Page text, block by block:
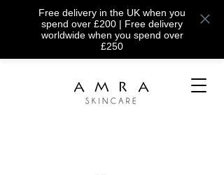
Free delivery in the UK when you
spend over £200 | Free delivery
worldwide when you spend over
£250